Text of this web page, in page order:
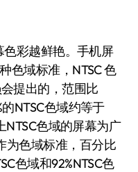
彩越鲜艳。手机屏
色域标准，NTSC 色
提出的，范围比
NTSC色域约等于
NTSC色域的屏幕为广
为色域标准，百分比
色域和92%NTSC色